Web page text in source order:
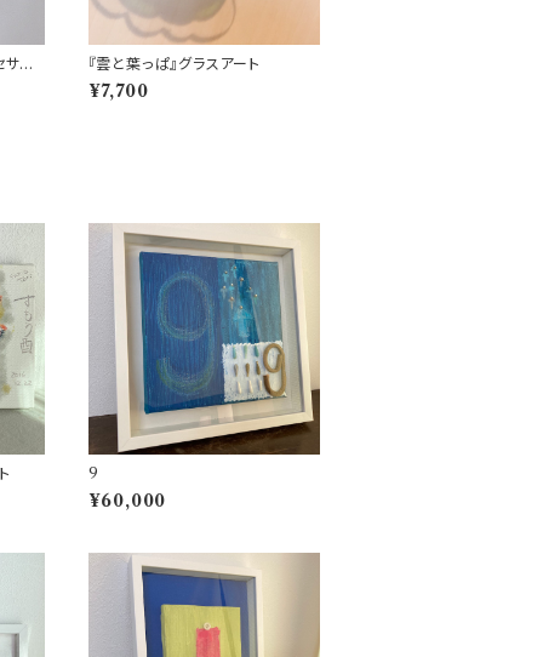
サリ
『雲と葉っぱ』グラスアート
¥7,700
9
¥60,000